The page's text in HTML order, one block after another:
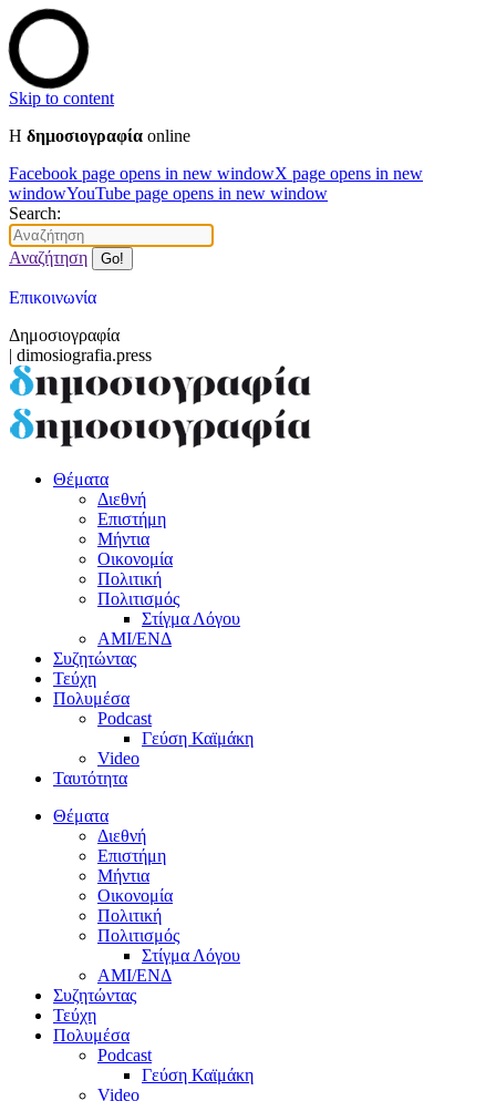
Skip to content
Η δημοσιογραφία online
Facebook page opens in new windowX page opens in new
windowYouTube page opens in new window
Search:
Αναζήτηση
Επικοινωνία
Δημοσιογραφία
| dimosiografia.press
Θέματα
Διεθνή
Επιστήμη
Μήντια
Οικονομία
Πολιτική
Πολιτισμός
Στίγμα Λόγου
AMI/ΕΝΔ
Συζητώντας
Τεύχη
Πολυμέσα
Podcast
Γεύση Καϊμάκη
Video
Ταυτότητα
Θέματα
Διεθνή
Επιστήμη
Μήντια
Οικονομία
Πολιτική
Πολιτισμός
Στίγμα Λόγου
AMI/ΕΝΔ
Συζητώντας
Τεύχη
Πολυμέσα
Podcast
Γεύση Καϊμάκη
Video